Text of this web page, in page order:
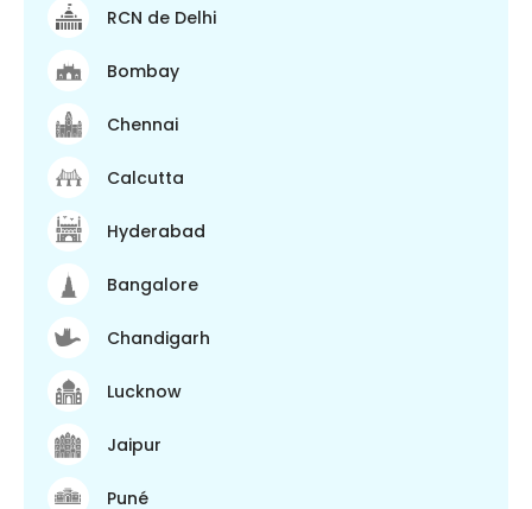
RCN de Delhi
Bombay
Chennai
Calcutta
Hyderabad
Bangalore
Chandigarh
Lucknow
Jaipur
Puné